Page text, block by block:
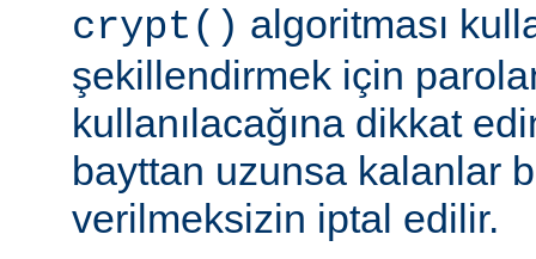
crypt() algoritması
şekillendirmek için
kullanılacağına dikkat
bayttan uzunsa kalanlar
verilmeksizin iptal edilir.